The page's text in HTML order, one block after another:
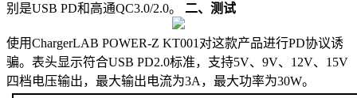
别是USB PD和高通QC3.0/2.0。
二、测试
使用ChargerLAB POWER-Z KT001对这款产品进行PD协议诱
骗。表头显示符合USB PD2.0标准，支持5V、9V、12V、15V
四档电压输出，最大输出电流为3A，最大功率为30W。